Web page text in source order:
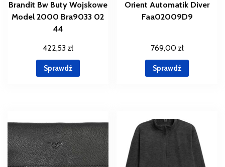
Brandit Bw Buty Wojskowe
Model 2000 Bra9033 02
44
422,53 zł
Sprawdź
Orient Automatik Diver
Faa02009D9
769,00 zł
Sprawdź